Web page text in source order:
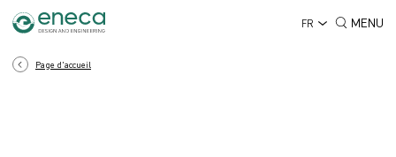
FR MENU
Page d'accueil